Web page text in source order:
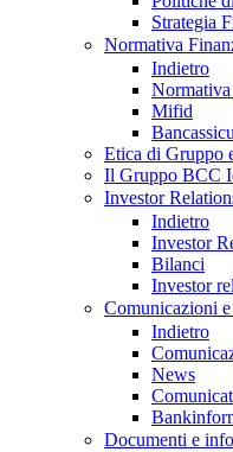
Strategia
Normativa
Indietro
Mifid
Etica di Gruppo
Il Gruppo BCC
Investor
Indietro
Investor
Bilanci
Investor
Comunicazioni e
Indietro
News
Documenti e